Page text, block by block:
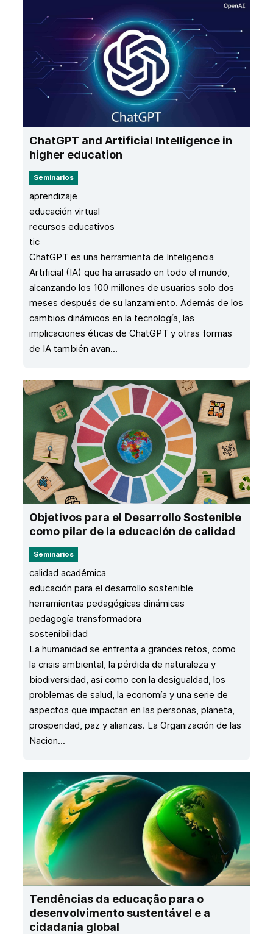
ChatGPT and Artificial Intelligence in
higher education
Seminarios
aprendizaje
educación virtual
recursos educativos
tic
ChatGPT es una herramienta de Inteligencia
Artificial (IA) que ha arrasado en todo el mundo,
alcanzando los 100 millones de usuarios solo dos
meses después de su lanzamiento. Además de los
cambios dinámicos en la tecnología, las
implicaciones éticas de ChatGPT y otras formas
de IA también avan...
Objetivos para el Desarrollo Sostenible ​
como pilar de la educación de calidad​
Seminarios
calidad académica
educación para el desarrollo sostenible
herramientas pedagógicas dinámicas
pedagogía transformadora
sostenibilidad
La humanidad se enfrenta a grandes retos, como
la crisis ambiental, la pérdida de naturaleza y
biodiversidad, así como con la desigualdad, los
problemas de salud, la economía y una serie de
aspectos que impactan en las personas, planeta,
prosperidad, paz y alianzas. La Organización de las
Nacion...
Tendências da educação para o
desenvolvimento sustentável e a
cidadania global